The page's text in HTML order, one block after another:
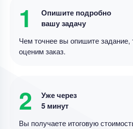
Цена 4200 ₽
3 минуты назад
организация учета кассовых
1
Опишите подробно
вашу задачу
Чем точнее вы опишите
оценим заказ.
2
Уже через
5 минут
Вы получаете итоговую